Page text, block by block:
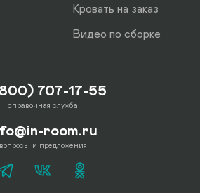
Кровать на заказ
Видео по сборке
707-17-55
справочная служба
room.ru
вопросы и предложения